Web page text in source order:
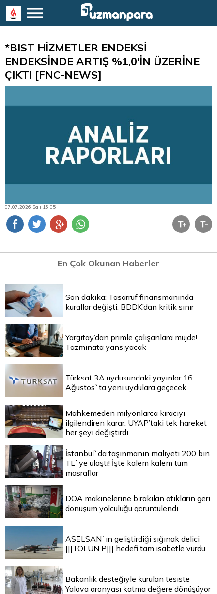
*BIST HİZMETLER ENDEKSİ
ENDEKSİNDE ARTIŞ %1,0'İN ÜZERİNE
ÇIKTI [FNC-NEWS]
07.07.2026 Salı 16:05
En Çok Okunan Haberler
Son dakika: Tasarruf finansmanında
kurallar değişti: BDDK’dan kritik sınır
Yargıtay’dan primle çalışanlara müjde!
Tazminata yansıyacak
Türksat 3A uydusundaki yayınlar 16
Ağustos`ta yeni uydulara geçecek
Mahkemeden milyonlarca kiracıyı
ilgilendiren karar: UYAP’taki tek hareket
her şeyi değiştirdi
İstanbul`da taşınmanın maliyeti 200 bin
TL`ye ulaştı! İşte kalem kalem tüm
masraflar
DOA makinelerine bırakılan atıkların geri
dönüşüm yolculuğu görüntülendi
ASELSAN`ın geliştirdiği sığınak delici
|||TOLUN P||| hedefi tam isabetle vurdu
Bakanlık desteğiyle kurulan tesiste
Yalova aronyası katma değere dönüşüyor